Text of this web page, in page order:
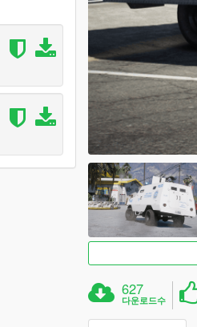
627
다운로드수